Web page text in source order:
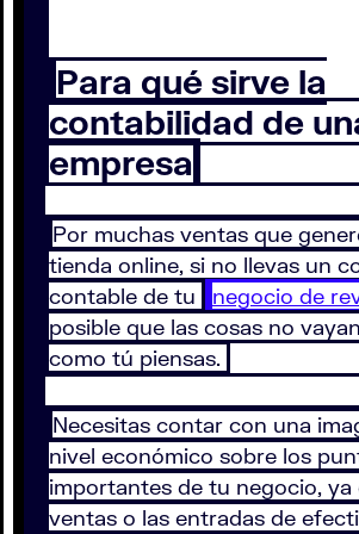
Para qué sirve la
contabilidad de
empresa
Por muchas ventas que
tienda online, si no llevas un
contable de tu
negocio de
posible que las cosas no
como tú piensas.
Necesitas contar con una
nivel económico sobre los
importantes de tu negocio, ya
ventas o las entradas de